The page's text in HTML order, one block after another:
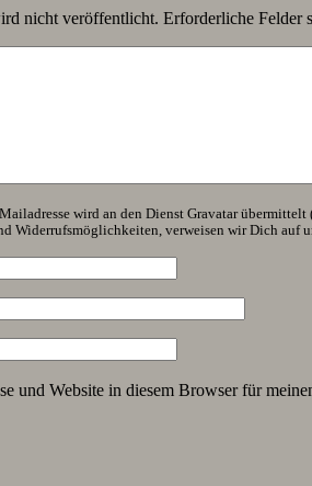
nicht veröffentlicht. Erforderliche Felder
wird an den Dienst Gravatar
Widerrufsmöglichkeiten, verweisen wir Dich auf
und Website in diesem Browser für